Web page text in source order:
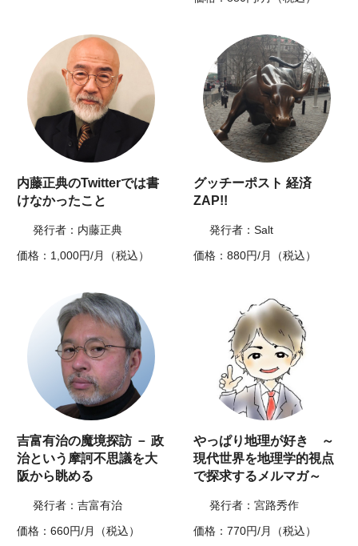
内藤正典のTwitterでは書
けなかったこと
発行者：内藤正典
価格：1,000円/月（税込）
グッチーポスト 経済
ZAP!!
発行者：Salt
価格：880円/月（税込）
吉富有治の魔境探訪 － 政
治という摩訶不思議を大
阪から眺める
発行者：吉富有治
価格：660円/月（税込）
やっぱり地理が好き ～
現代世界を地理学的視点
で探求するメルマガ～
発行者：宮路秀作
価格：770円/月（税込）